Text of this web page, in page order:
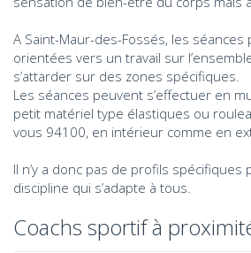
A Saint-Maur-des-Fossés, les
orientées vers un travail sur
s’attarder sur des zones spécifiques.
Les séances peuvent s’effectuer en
petit matériel type élastiques ou
vous 94100, en intérieur comme en
Il n’y a donc pas de profils
discipline qui s’adapte à tous.
Coachs sportif à